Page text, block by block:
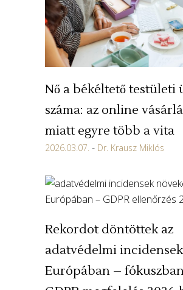
Nő a békéltető testületi
száma: az online
miatt egyre több a vita
2026.03.07. Dr. Krausz Miklós
Rekordot döntöttek az
adatvédelmi incidensek
Európában –